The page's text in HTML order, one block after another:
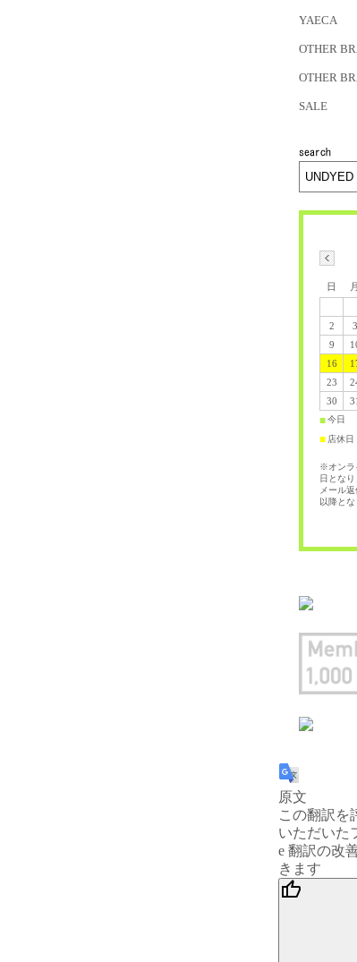
YAECA
OTHER
OTHER
SALE
日 月
2
3
9
16
23
30
31
■今日
■ 店休日
※オンラ
日となり
メール
以降とな
原文
この翻訳を
いただいた
e 翻訳の改
きます